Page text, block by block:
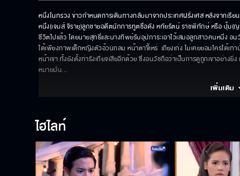
หนึ่งในทรวง ข่าวกำหนดการเดินทางกลับมาจากประเทศฝรั่งเศส หลังจาก
หนึ่ง(เจมส์ จิรายุ)ลูกชายอดีตนักการทูตชื่อดัง หทัยรัตน์ ราชพิทักษ์ หรือ ปุ้ม(
ชีวิตไปแล้ว โดยนายสุทธิ์และนางทิพย์รับอุปการะเอาไว้เสมอลูกสาวคนหนึ่ง อ
ได้เพียงภาพเด็กหญิงตัวอ้วนกลม หน้าตาขี้เหร่  เถียงเก่ง ไม่เคยยอมใครได้เ
หน้าเขา ทั้งยังตั้งท่ารังเกียจเสียอีกด้วย ซึ่งอนวัชถือว่าเป็นการดูถูกเขาอย่าง
หมายมั่น...
เพิ่มเติม
ไฮไลท์